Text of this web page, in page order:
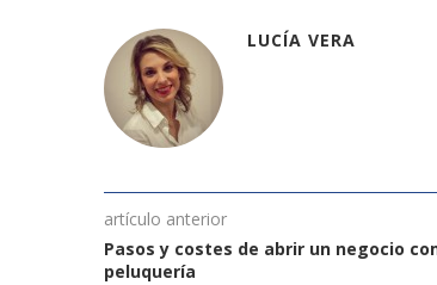
LUCÍA VERA
artículo anterior
Pasos y costes de abrir un negocio
peluquería